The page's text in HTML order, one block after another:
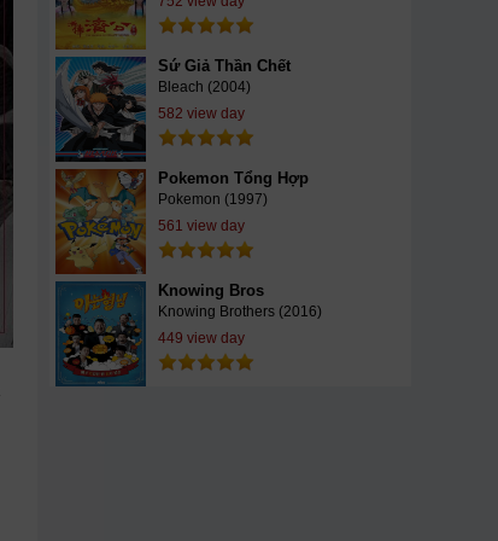
Sứ Giả Thần Chết
Bleach (2004)
582 view day
Pokemon Tổng Hợp
Pokemon (1997)
561 view day
Knowing Bros
Knowing Brothers (2016)
449 view day